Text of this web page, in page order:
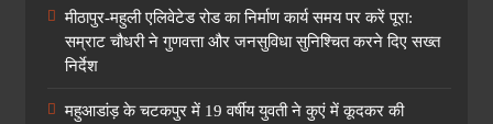
मीठापुर-महुली एलिवेटेड रोड का निर्माण कार्य समय पर करें पूरा:
सम्राट चौधरी ने गुणवत्ता और जनसुविधा सुनिश्चित करने दिए सख्त
निर्देश
महुआडांड़ के चटकपुर में 19 वर्षीय युवती ने कुएं में कूदकर की